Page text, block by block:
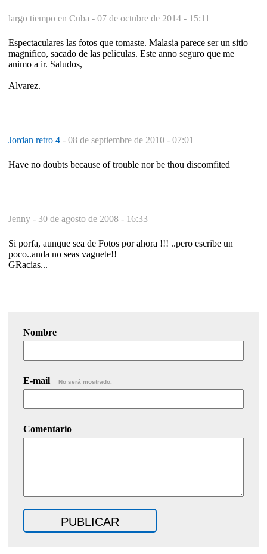
largo tiempo en Cuba - 07 de octubre de 2014 - 15:11
Espectaculares las fotos que tomaste. Malasia parece ser un sitio
magnifico, sacado de las peliculas. Este anno seguro que me
animo a ir. Saludos,
Alvarez.
Jordan retro 4 - 08 de septiembre de 2010 - 07:01
Have no doubts because of trouble nor be thou discomfited
Jenny - 30 de agosto de 2008 - 16:33
Si porfa, aunque sea de Fotos por ahora !!! ..pero escribe un
poco..anda no seas vaguete!!
GRacias...
Nombre
E-mail No será mostrado.
Comentario